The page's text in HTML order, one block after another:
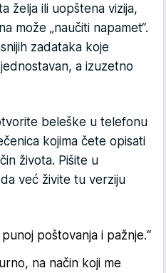
želja ili uopštena vizija,
može „naučiti napamet“.
zadataka koje
a izuzetno
beleške u telefonu
kojima čete opisati
života. Pišite u
već živite tu verziju
poštovanja i pažnje.“
na način koji me